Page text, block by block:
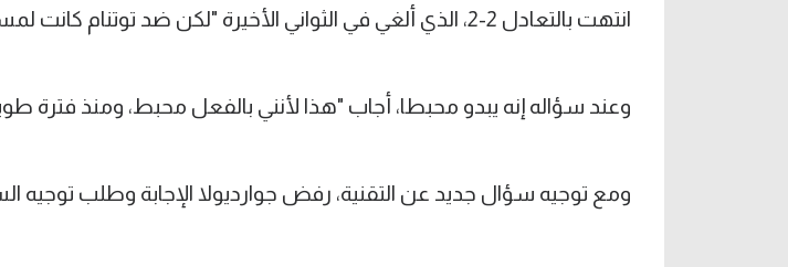
انتهت بالتعادل 2-2، الذي ألغي في الثواني الأخيرة "لكن ضد توتنام كانت لمسة يد، في الدقيقة 94".
وعند سؤاله إنه يبدو محبطا، أجاب "هذا لأنني بالفعل محبط، ومنذ فترة
ومع توجيه سؤال جديد عن التقنية، رفض جوارديولا الإجابة وطلب توجيه